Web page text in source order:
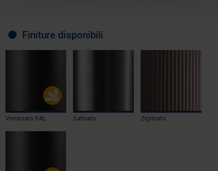
Finiture disponibili
Verniciato RAL Satinato Zigrinato